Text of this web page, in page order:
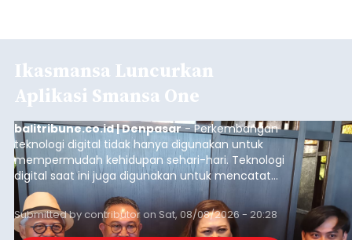
Ikasmansa Luncurkan
Aplikasi Smansa One
balitribune.co.id | Denpasar- Perkembangan
teknologi digital tidak hanya digunakan untuk
mempermudah kehidupan sehari-hari. Teknologi
digital saat ini juga digunakan untuk mencatat
dan mengelola data base alumni dari suatu
sekolah, salah satunya adalah alumni SMA 1
Denpasar.
Submitted bycontributoron Sat, 08/08/2026 - 20:28